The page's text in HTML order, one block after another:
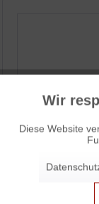
Funktionale
Wir
Diese Website